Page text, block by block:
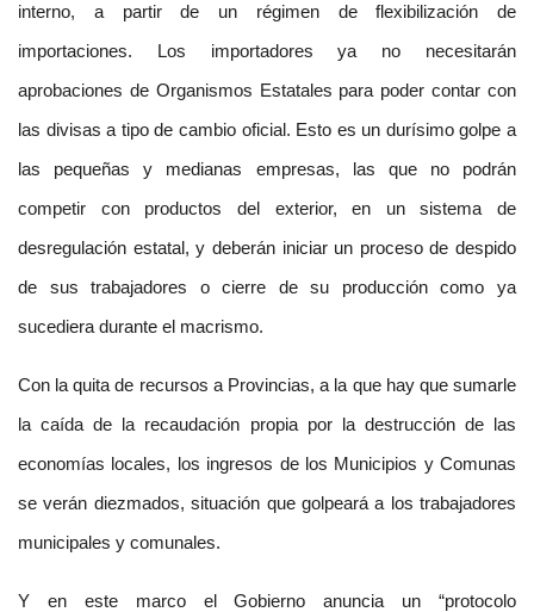
interno, a partir de un régimen de flexibilización de
importaciones. Los importadores ya no necesitarán
aprobaciones de Organismos Estatales para poder contar con
las divisas a tipo de cambio oficial. Esto es un durísimo golpe a
las pequeñas y medianas empresas, las que no podrán
competir con productos del exterior, en un sistema de
desregulación estatal, y deberán iniciar un proceso de despido
de sus trabajadores o cierre de su producción como ya
sucediera durante el macrismo.
Con la quita de recursos a Provincias, a la que hay que sumarle
la caída de la recaudación propia por la destrucción de las
economías locales, los ingresos de los Municipios y Comunas
se verán diezmados, situación que golpeará a los trabajadores
municipales y comunales.
Y en este marco el Gobierno anuncia un “protocolo